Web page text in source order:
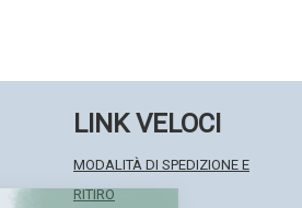
LINK VELOCI
MODALITÀ DI SPEDIZIONE E
RITIRO